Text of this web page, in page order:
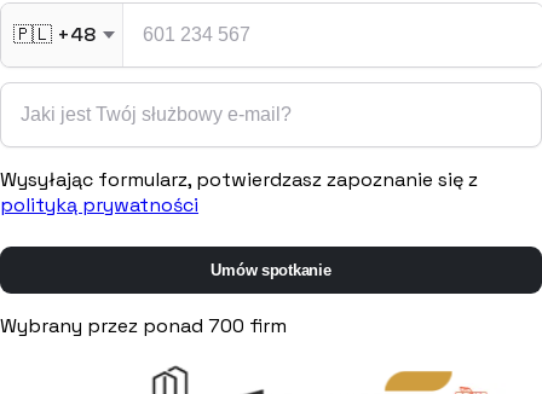
RISORSE
Strumenti
Calcolatori e strumenti gratuiti per la tua impresa
Casi studio
Storie di imprese edili che usano Pillar
🇵🇱 +48
Wysyłając formularz, potwierdzasz zapoznanie się z
polityką prywatności
Umów spotkanie
Wybrany przez ponad 700 firm